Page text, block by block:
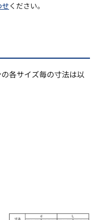
ください。
各サイズ毎の寸法は以